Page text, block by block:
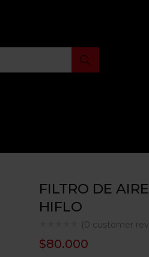
FILTRO DE
HIFLO
(0 customer
$80.000